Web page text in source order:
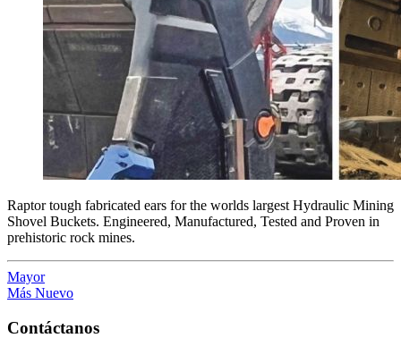
Raptor tough fabricated ears for the worlds largest Hydraulic Mining
Shovel Buckets. Engineered, Manufactured, Tested and Proven in
prehistoric rock mines.
Mayor
Más Nuevo
Contáctanos